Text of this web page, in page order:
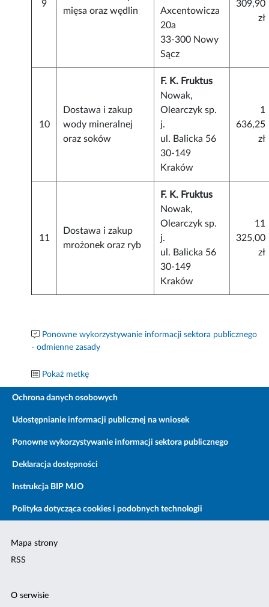
9
mięsa oraz wędlin
Axcentowicza
20a
33-300 Nowy
Sącz
309,90
zł
10
Dostawa i zakup
wody mineralnej
oraz soków
F. K. Fruktus
Nowak,
Olearczyk sp.
j.
ul. Balicka 56
30-149
Kraków
1
636,25
zł
11
Dostawa i zakup
mrożonek oraz ryb
F. K. Fruktus
Nowak,
Olearczyk sp.
j.
ul. Balicka 56
30-149
Kraków
11
325,00
zł
Ponowne wykorzystywanie informacji sektora publicznego
- odmienne zasady
Pokaż metkę
Ochrona danych osobowych
Udostępnianie informacji publicznej na wniosek
Ponowne wykorzystywanie informacji sektora publicznego
Deklaracja dostępności
Instrukcja BIP MJO
Polityka dotycząca cookies i podobnych technologii
Mapa strony
RSS
O serwisie